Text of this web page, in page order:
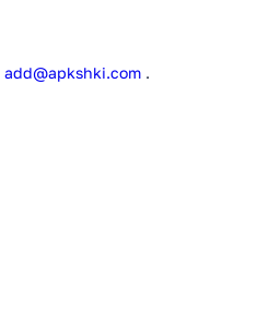
add@apkshki.com .